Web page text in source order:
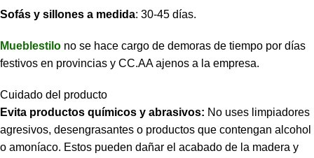
Sofás y sillones a medida: 30-45 días.
Mueblestilo no se hace cargo de demoras de tiempo por días
festivos en provincias y CC.AA ajenos a la empresa.
Cuidado del producto
Evita productos químicos y abrasivos: No uses limpiadores
agresivos, desengrasantes o productos que contengan alcohol
o amoníaco. Estos pueden dañar el acabado de la madera y